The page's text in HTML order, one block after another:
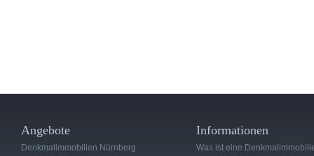
Angebote
Denkmalimmobilien Nürnberg
Informationen
Was ist eine